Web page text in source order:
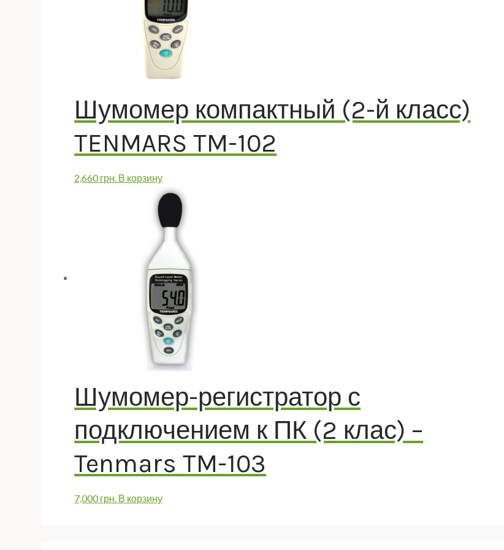
Шумомер компактный (2-й класс)
TENMARS TM-102
2,660грн. В корзину
Шумомер-регистратор с
подключением к ПК (2 клас) –
Tenmars TM-103
7,000грн. В корзину